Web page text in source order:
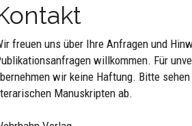
freuen uns über Ihre Anfragen und
willkommen. Für
wir keine Haftung. Bitte
Manuskripten ab.